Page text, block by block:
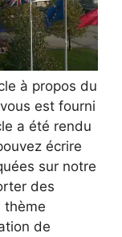
à propos du
est fourni
a été rendu
écrire
sur notre
des
thème
de